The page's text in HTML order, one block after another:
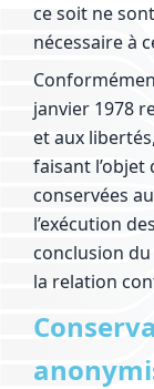
ce soit ne
nécessaire à
janvier 1978
et aux
faisant l’objet
conservées
l’exécution
conclusion
la relation